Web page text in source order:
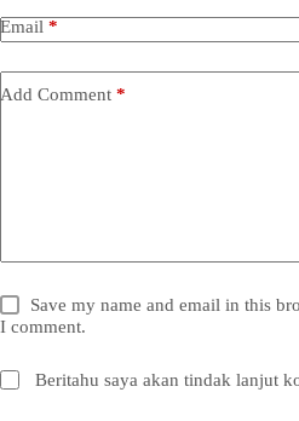
Email *
Add Comment *
Save my name and email in this
I comment.
Beritahu saya akan tindak lanjut